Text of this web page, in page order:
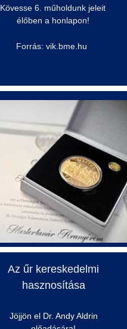
Kövesse 6. műholdunk jeleit
élőben a honlapon!
Forrás: vik.bme.hu
Az űr kereskedelmi
hasznosítása
Jöjjön el Dr. AndyAldrin